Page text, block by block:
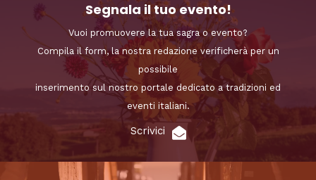
Segnala il tuo evento!
Vuoi promuovere la tua sagra o evento?
Compila il form, la nostra redazione verificherà per un
possibile
inserimento sul nostro portale dedicato a tradizioni ed
eventi italiani.
Scrivici